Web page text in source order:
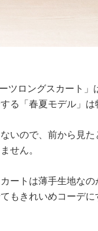
ツロングスカート
る「春夏モデル」は
いので、前から見
せん。
ートは薄手生地な
もきれいめコーデに